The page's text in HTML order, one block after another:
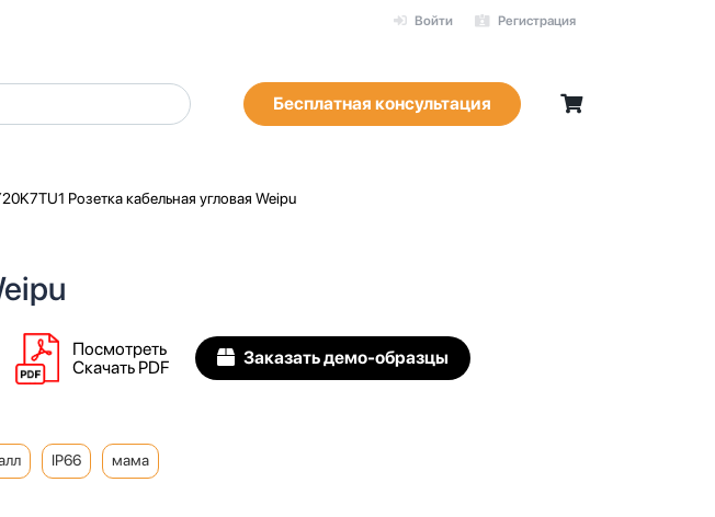
Войти Регистрация
Бесплатная консультация
Розетка кабельная угловая Weipu
Посмотреть
Скачать PDF
Заказать демо-образцы
IP66 мама